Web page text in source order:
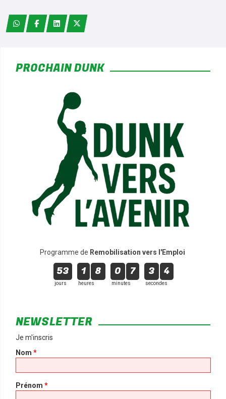
PROCHAIN DUNK
Programme de Remobilisation vers l'Emploi
53
jours
1 8
heures
0 7
minutes
3 3
secondes
NEWSLETTER
Je m'inscris
Nom *
Prénom *